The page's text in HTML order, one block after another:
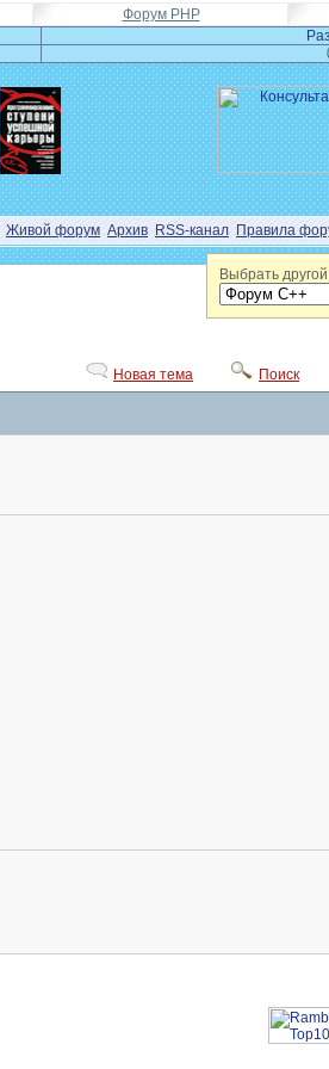
Форум PHP
Живой форум Архив RSS-канал Правила
Выбрать
Новая тема Поиск